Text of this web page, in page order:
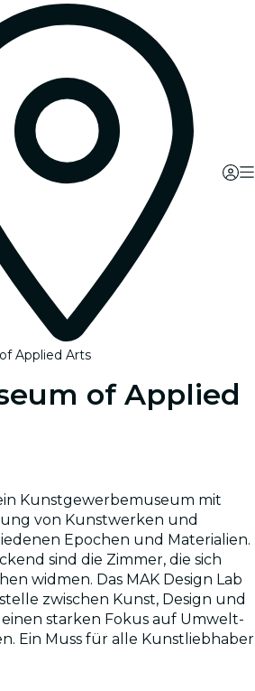
Applied Arts
of Applied
Kunstgewerbemuseum mit
von Kunstwerken und
Epochen und Materialien.
sind die Zimmer, die sich
widmen. Das MAK Design Lab
zwischen Kunst, Design und
starken Fokus auf Umwelt-
Ein Muss für alle Kunstliebhaber